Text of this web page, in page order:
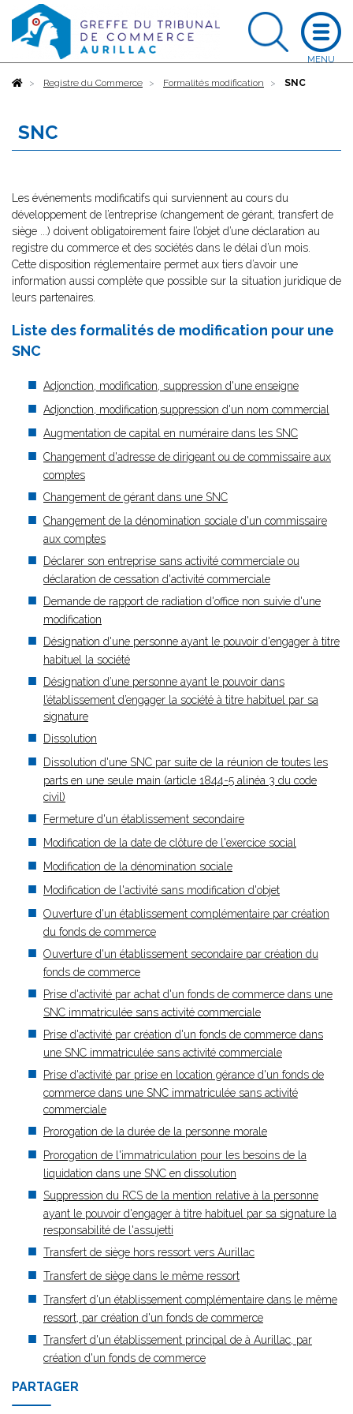
AccueilRegistre du Commerce Formalités modification SNC
SNC
Les événements modificatifs qui surviennent au cours du
développement de l’entreprise (changement de gérant, transfert de
siège ...) doivent obligatoirement faire l’objet d’une déclaration au
registre du commerce et des sociétés dans le délai d’un mois.
Cette disposition réglementaire permet aux tiers d’avoir une
information aussi complète que possible sur la situation juridique de
leurs partenaires.
Liste des formalités de modification pour une
SNC
Adjonction, modification, suppression d'une enseigne
Adjonction, modification,suppression d'un nom commercial
Augmentation de capital en numéraire dans les SNC
Changement d'adresse de dirigeant ou de commissaire aux
comptes
Changement de gérant dans une SNC
Changement de la dénomination sociale d'un commissaire
aux comptes
Déclarer son entreprise sans activité commerciale ou
déclaration de cessation d'activité commerciale
Demande de rapport de radiation d'office non suivie d'une
modification
Désignation d'une personne ayant le pouvoir d'engager à titre
habituel la société
Désignation d’une personne ayant le pouvoir dans
l’établissement d’engager la société à titre habituel par sa
signature
Dissolution
Dissolution d'une SNC par suite de la réunion de toutes les
parts en une seule main (article 1844-5 alinéa 3 du code
civil)
Fermeture d'un établissement secondaire
Modification de la date de clôture de l'exercice social
Modification de la dénomination sociale
Modification de l'activité sans modification d'objet
Ouverture d'un établissement complémentaire par création
du fonds de commerce
Ouverture d'un établissement secondaire par création du
fonds de commerce
Prise d'activité par achat d'un fonds de commerce dans une
SNC immatriculée sans activité commerciale
Prise d'activité par création d'un fonds de commerce dans
une SNC immatriculée sans activité commerciale
Prise d'activité par prise en location gérance d'un fonds de
commerce dans une SNC immatriculée sans activité
commerciale
Prorogation de la durée de la personne morale
Prorogation de l'immatriculation pour les besoins de la
liquidation dans une SNC en dissolution
Suppression du RCS de la mention relative à la personne
ayant le pouvoir d'engager à titre habituel par sa signature la
responsabilité de l'assujetti
Transfert de siège hors ressort vers Aurillac
Transfert de siège dans le même ressort
Transfert d'un établissement complémentaire dans le même
ressort, par création d'un fonds de commerce
Transfert d'un établissement principal de à Aurillac, par
création d'un fonds de commerce
PARTAGER